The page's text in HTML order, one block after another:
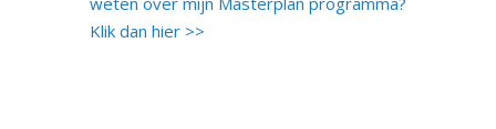
Klik dan hier >>